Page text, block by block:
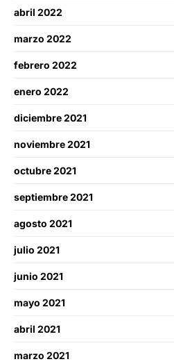
abril 2022
marzo 2022
febrero 2022
enero 2022
diciembre 2021
noviembre 2021
octubre 2021
septiembre 2021
agosto 2021
julio 2021
junio 2021
mayo 2021
abril 2021
marzo 2021